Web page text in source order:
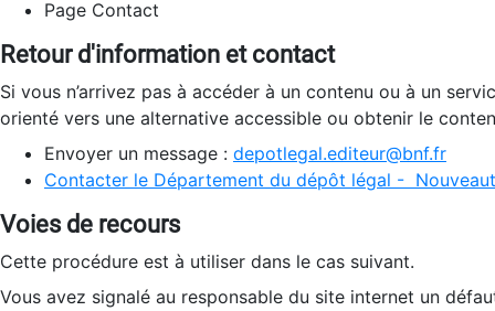
Page Contact
Retour d'information et contact
Si vous n’arrivez pas à accéder à un contenu ou à un
orienté vers une alternative accessible ou obtenir le
Envoyer un message : depotlegal.editeur@bnf.fr
Contacter le Département du dépôt légal -
Voies de recours
Cette procédure est à utiliser dans le cas suivant.
Vous avez signalé au responsable du site internet un